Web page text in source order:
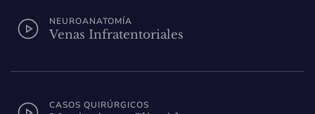
NEUROANATOMÍA
Venas Infratentoriales
CASOS QUIRÚRGICOS